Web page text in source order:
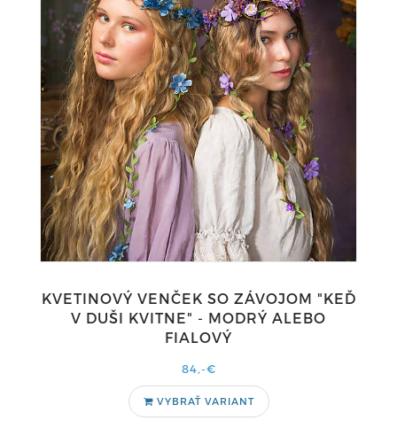
KVETINOVÝ VENČEK SO ZÁVOJOM "KEĎ
V DUŠI KVITNE" - MODRÝ ALEBO
FIALOVÝ
84,-€
VYBRAŤ VARIANT